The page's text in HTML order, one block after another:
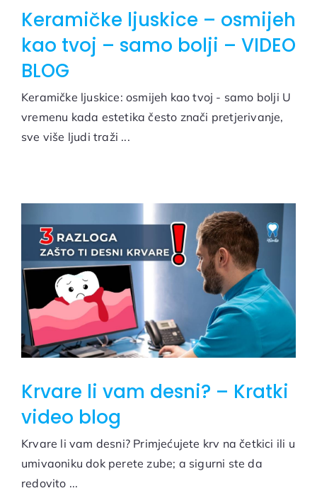
Keramičke ljuskice – osmijeh
kao tvoj – samo bolji – VIDEO
BLOG
Keramičke ljuskice: osmijeh kao tvoj - samo bolji U
vremenu kada estetika često znači pretjerivanje,
sve više ljudi traži ...
Krvare li vam desni? – Kratki
video blog
Krvare li vam desni? Primjećujete krv na četkici ili u
umivaoniku dok perete zube; a sigurni ste da
redovito ...